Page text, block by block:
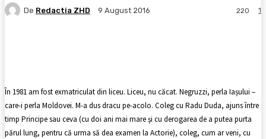
De Redactia ZHD 9 August 2016 1
220
În 1981 am fost exmatriculat din liceu. Liceu, nu căcat. Negruzzi, perla Iașului –
care-i perla Moldovei. M-a dus dracu pe-acolo. Coleg cu Radu Duda, ajuns între
timp Principe sau ceva (cu doi ani mai mare şi cu derogarea de a putea purta
părul lung, pentru că urma să dea examen la Actorie), coleg, cum ar veni, cu